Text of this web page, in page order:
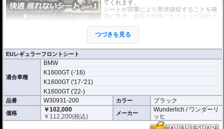
てくれます。
シートが荷重により形状破綻することを確
実に防ぎ、座圧が均等になるように設計さ
結果として背中への負担も軽減することが
でき、加速時はもちろん、減速時にも効果
を発揮します。
この快適性は、リラックスと同時にライデ
ィングの楽しさを純粋に楽しむことができ
性を提供します。
つづきを見る
EUレギュラーフロントシート
適合車種
BMW
K1600GT (-'16)
K1600GT ('17-'21)
K1600GT ('22-)
品番 W30931-200 カラー ブラック
価格
￥102,000
￥ 112,200(税込) メーカー
Wunderlich / ワンダーリ
ッヒ